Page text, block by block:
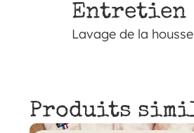
Entretien
Lavage de la
Produits